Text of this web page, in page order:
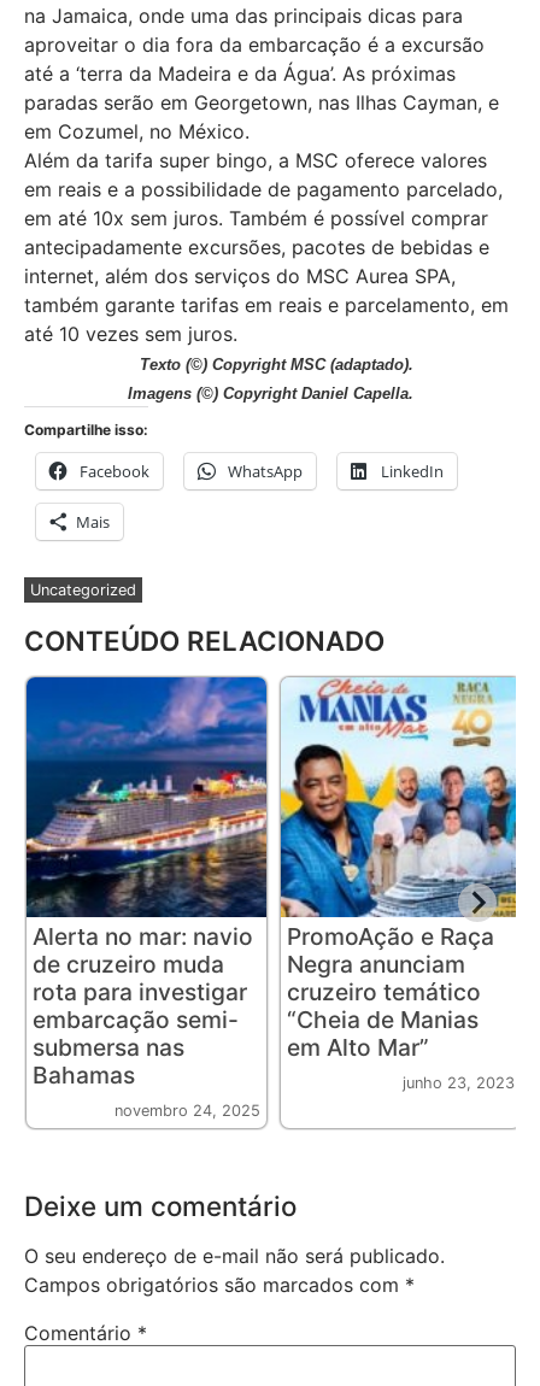
na Jamaica, onde uma das principais dicas para
aproveitar o dia fora da embarcação é a excursão
até a ‘terra da Madeira e da Água’. As próximas
paradas serão em Georgetown, nas Ilhas Cayman, e
em Cozumel, no México.
Além da tarifa super bingo, a MSC oferece valores
em reais e a possibilidade de pagamento parcelado,
em até 10x sem juros. Também é possível comprar
antecipadamente excursões, pacotes de bebidas e
internet, além dos serviços do MSC Aurea SPA,
também garante tarifas em reais e parcelamento, em
até 10 vezes sem juros.
Texto (©) Copyright MSC (adaptado).
Imagens (©) Copyright Daniel Capella.
Compartilhe isso:
Facebook WhatsApp LinkedIn
Mais
Uncategorized
CONTEÚDO RELACIONADO
Alerta no mar: navio
de cruzeiro muda
rota para investigar
embarcação semi-
submersa nas
Bahamas
novembro 24, 2025
PromoAção e Raça
Negra anunciam
cruzeiro temático
“Cheia de Manias
em Alto Mar”
junho 23, 2023
Deixe um comentário
O seu endereço de e-mail não será publicado.
Campos obrigatórios são marcados com *
Comentário *